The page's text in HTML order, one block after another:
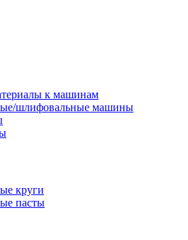
к машинам
шлифовальные машины
круги
пасты